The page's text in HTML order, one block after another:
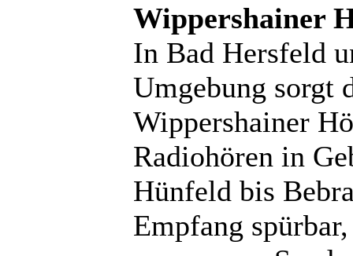
Wippershainer
In Bad Hersfeld
Umgebung sorgt
Wippershainer
Radiohören in
Hünfeld bis
Empfang